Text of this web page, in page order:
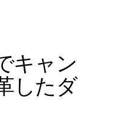
キャン
したダ